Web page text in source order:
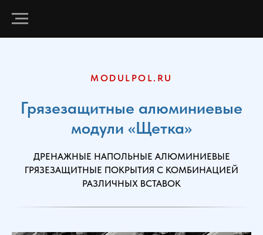
MODULPOL.RU
Грязезащитные алюминиевые
модули «Щетка»
ДРЕНАЖНЫЕ НАПОЛЬНЫЕ АЛЮМИНИЕВЫЕ
ГРЯЗЕЗАЩИТНЫЕ ПОКРЫТИЯ С КОМБИНАЦИЕЙ
РАЗЛИЧНЫХ ВСТАВОК